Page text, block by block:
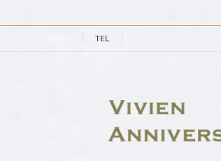
TEL